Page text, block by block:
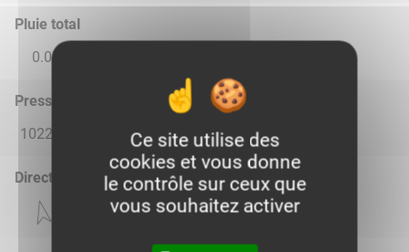
Pluie total
0.0
Pression atmosphérique (hPa)
1022.0
1014.0 1012.0 1017.0
Direction du vent
Ce site utilise des
cookies et vous donne
le contrôle sur ceux que
vous souhaitez activer